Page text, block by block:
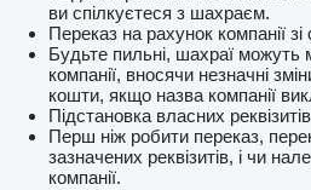
ви спілкуєтеся з шахраєм.
Переказ на рахунок компанії
Будьте пильні, шахраї можуть
компанії, вносячи незначні
кошти, якщо назва компанії
Підстановка власних
Перш ніж робити переказ,
зазначених реквізитів, і чи
компанії.